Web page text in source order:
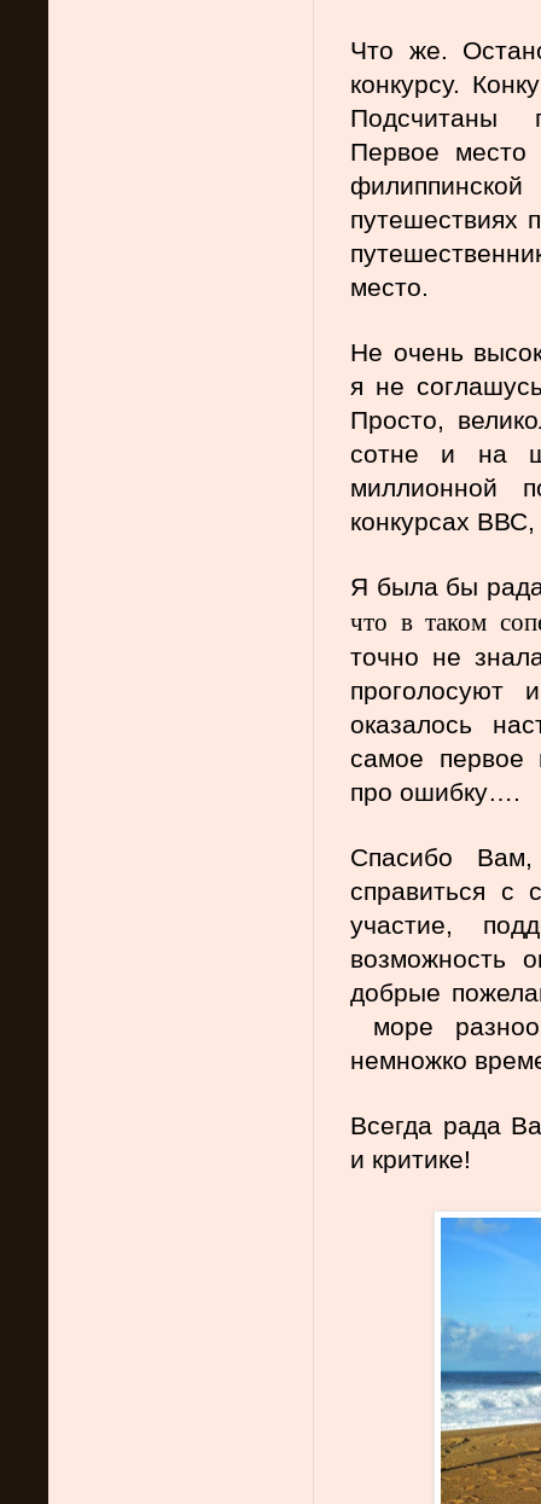
Что же.
конкурсу.
Подсчитаны
Первое место
путешествиях
место.
Не очень
я не
Просто,
сотне и на
миллионной
конкурсах
Я была бы
что в таком
точно не
оказалось
самое первое
про ошибку….
Спасибо
справиться с
участие,
возможность
добрые
море
немножко
Всегда рада
и критике!